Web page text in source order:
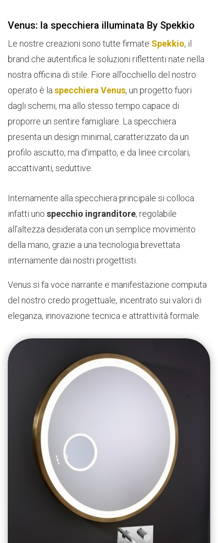
Venus: la specchiera illuminata By Spekkio
Le nostre creazioni sono tutte firmate Spekkio, il
brand che autentifica le soluzioni riflettenti nate nella
nostra officina di stile. Fiore all’occhiello del nostro
operato è la specchiera Venus, un progetto fuori
dagli schemi, ma allo stesso tempo capace di
proporre un sentire famigliare. La specchiera
presenta un design minimal, caratterizzato da un
profilo asciutto, ma d’impatto, e da linee circolari,
accattivanti, seduttive.
Internamente alla specchiera principale si colloca
infatti uno specchio ingranditore, regolabile
all’altezza desiderata con un semplice movimento
della mano, grazie a una tecnologia brevettata
internamente dai nostri progettisti.
Venus si fa voce narrante e manifestazione compiuta
del nostro credo progettuale, incentrato sui valori di
eleganza, innovazione tecnica e attrattività formale.